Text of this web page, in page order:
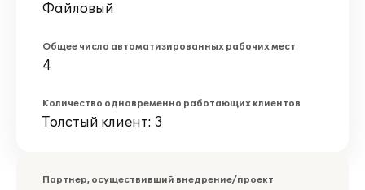
Файловый
Общее число автоматизированных рабочих мест
4
Количество одновременно работающих клиентов
Толстый клиент: 3
Партнер, осуществивший внедрение/проект